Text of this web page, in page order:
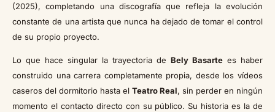
(2025), completando una discografía que refleja la evolución
constante de una artista que nunca ha dejado de tomar el control
de su propio proyecto.
Lo que hace singular la trayectoria de Bely Basarte es haber
construido una carrera completamente propia, desde los vídeos
caseros del dormitorio hasta el Teatro Real, sin perder en ningún
momento el contacto directo con su público. Su historia es la de